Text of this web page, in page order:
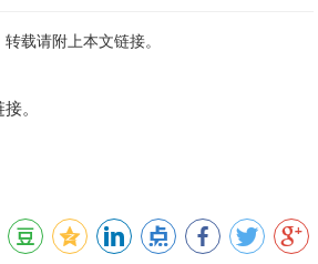
载请附上本文链接。
。